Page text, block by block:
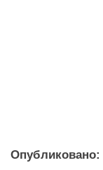
Опубликовано: